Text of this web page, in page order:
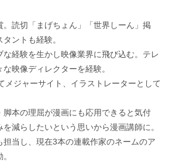
。読切「まげちょん」「世界しーん」掲
ントも経験。
経験を生かし映像業界に飛び込む。テレ
映像ディレクターを経験。
メジャーサイト、イラストレーターとして
脚本の理屈が漫画にも応用できると気付
減らしたいという思いから漫画講師に。
当し、現在3本の連載作家のネームのア